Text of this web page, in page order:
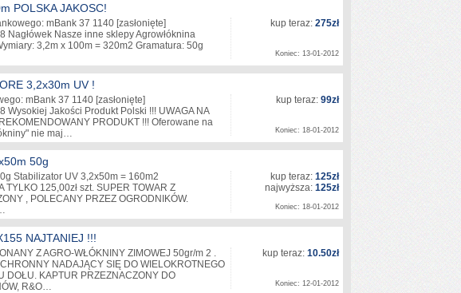
POLSKA JAKOSC!
mBank 37 1140 [zasłonięte]
Nagłówek Nasze inne sklepy Agrowłóknina
3,2m x 100m = 320m2 Gramatura: 50g
kup teraz: 275zł
Koniec: 13-01-2012
3,2x30m UV !
mBank 37 1140 [zasłonięte]
Wysokiej Jakości Produkt Polski !!! UWAGA NA
PRODUKT !!! Oferowane na
nie maj…
kup teraz: 99zł
Koniec: 18-01-2012
50g
Stabilizator UV 3,2x50m = 160m2
125,00zł szt. SUPER TOWAR Z
, POLECANY PRZEZ OGRODNIKÓW.
kup teraz: 125zł
najwyższa: 125zł
Koniec: 18-01-2012
NAJTANIEJ !!!
Z AGRO-WŁÓKNINY ZIMOWEJ 50gr/m 2 .
NADAJĄCY SIĘ DO WIELOKROTNEGO
DOŁU. KAPTUR PRZEZNACZONY DO
R&O…
kup teraz: 10.50zł
Koniec: 12-01-2012